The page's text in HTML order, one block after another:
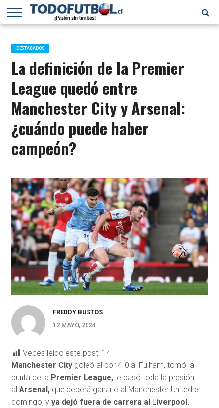
PRIMERA
B
SELECCIÓN
CHILENA
CHILENOS
EN EL
MUNDO
FÚTBOL
INTERNACIONAL
DESTACADOS
La definición de la Premier
League quedó entre
Manchester City y Arsenal:
¿cuándo puede haber
campeón?
FREDDY BUSTOS
12 MAYO, 2024
Veces leído este post: 14
Manchester City goleó al por 4-0 al Fulham, tomó la
punta de la Premier League, le pasó toda la presión
al Arsenal, que deberá ganarle al Manchester United el
domingo, y ya dejó fuera de carrera al Liverpool.